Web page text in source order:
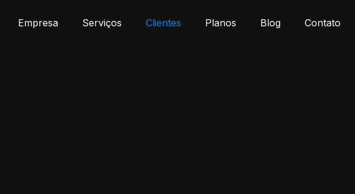
Empresa Serviços Clientes Planos Blog Contato